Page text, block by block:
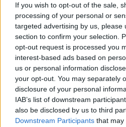
If you wish to opt-out of the sale,
processing of your personal or
targeted advertising by us, please
section to confirm your selection.
opt-out request is processed you
interest-based ads based on
us or personal information
your opt-out. You may separately
disclosure of your personal
IAB’s list of downstream
also be disclosed by us to third
Downstream Participants that may
Copier
Aperçu du fichier
Partager le fichier